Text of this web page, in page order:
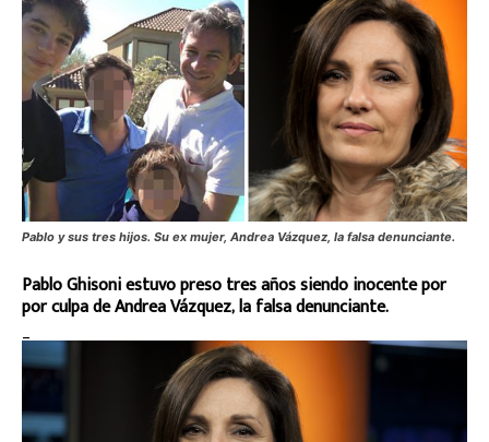
Pablo y sus tres hijos. Su ex mujer, Andrea Vázquez, la falsa denunciante.
Pablo Ghisoni estuvo preso tres años siendo inocente por
por culpa de Andrea Vázquez, la falsa denunciante.